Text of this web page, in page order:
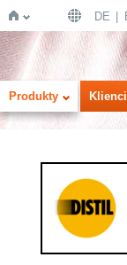
Strona
DE
Produkty Klienci